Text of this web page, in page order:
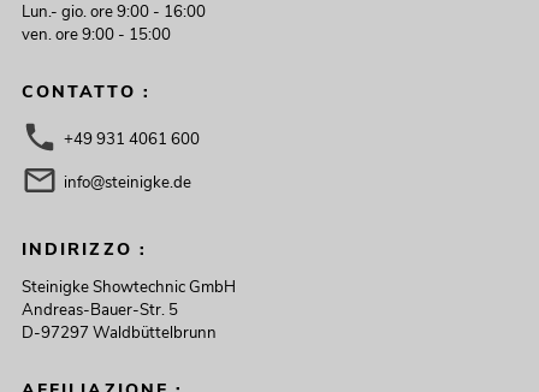
Lun.- gio. ore 9:00 - 16:00
ven. ore 9:00 - 15:00
CONTATTO :
+49 931 4061 600
info@steinigke.de
INDIRIZZO :
Steinigke Showtechnic GmbH
Andreas-Bauer-Str. 5
D-97297 Waldbüttelbrunn